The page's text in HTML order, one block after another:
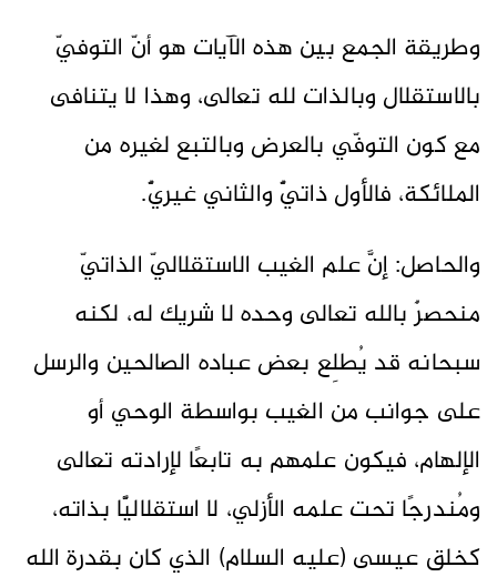
وطريقة الجمع بين هذه الآيات هو أنّ التوفيّ
بالاستقلال وبالذات لله تعالى، وهذا لا يتنافى
مع كون التوفّي بالعرض وبالتبع لغيره من
الملائكة، فالأول ذاتيٌّ والثاني غيريٌّ.
والحاصل: إنَّ علم الغيب الاستقلاليّ الذاتيّ
منحصرٌ بالله تعالى وحده لا شريك له، لكنه
سبحانه قد يُطلِع بعض عباده الصالحين والرسل
على جوانب من الغيب بواسطة الوحي أو
الإلهام، فيكون علمهم به تابعًا لإرادته تعالى
ومُندرجًا تحت علمه الأزلي، لا استقلاليًّا بذاته،
كخلق عيسى (عليه السلام) الذي كان بقدرة الله